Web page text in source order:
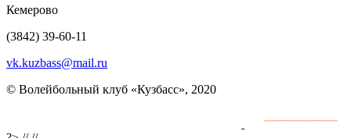
Кемерово
(3842) 39-60-11
vk.kuzbass@mail.ru
© Волейбольный клуб «Кузбасс», 2020